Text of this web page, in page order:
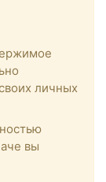
личных
вы